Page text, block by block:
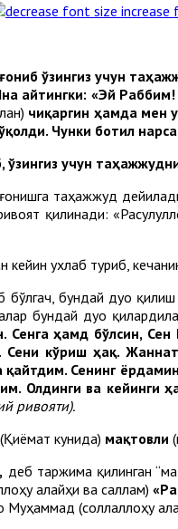
increase
ўзингиз учун
айтингки: «Эй
чиқаргин ҳамда мен
Чунки ботил
ўзингиз учун
таҳажжуд
қилинади:
ухлаб туриб,
бундай дуо
бундай дуо
Сенга ҳамд бўлсин,
Сени кўриш ҳақ.
қайтдим. Сенинг
Олдинги ва кейинги
ривояти).
(Қиёмат кунида) мақтовли
деб таржима қилинган
алайҳи ва саллам)
Муҳаммад (соллаллоҳу